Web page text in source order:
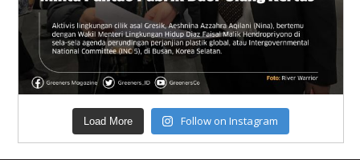
Load More Follow on Instagram